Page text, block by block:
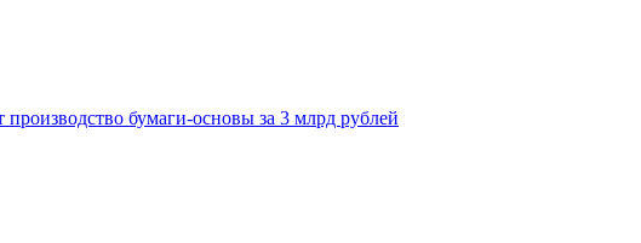
бумаги-основы за 3 млрд рублей